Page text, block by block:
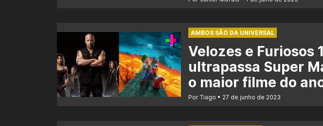
AMBOS SÃO DA UNIVERSAL
Velozes e Furiosos
ultrapassa Super
o maior filme do
Por Tiago 27 de junho de 2023